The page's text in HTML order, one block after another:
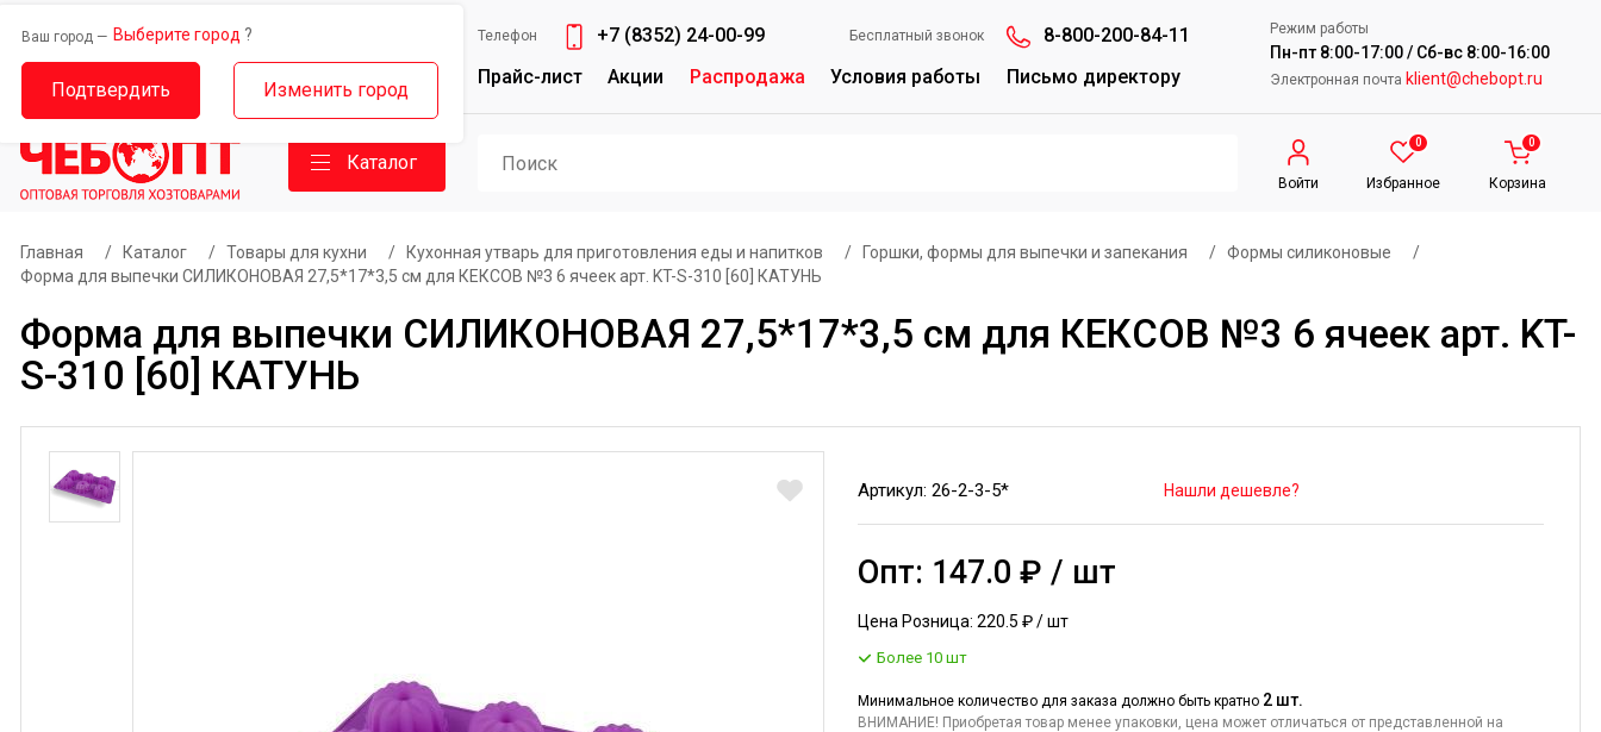
Ваш город — Выберите город ?
Подтвердить Изменить город
Ваш город — Выберите город Телефон +7 (8352) 24-00-99 Бесплатный звонок
8-800-200-84-11
Прайс-лист
Акции Распродажа Условия работы Письмо директору
Режим работы
Пн-пт 8:00-17:00 / Сб-вс 8:00-16:00
Электронная почта klient@chebopt.ru
Каталог
Войти
0
Избранное
0
Корзина
Главная / Каталог / Товары для кухни / Кухонная утварь для приготовления еды и напитков / Горшки, формы для выпечки и запекания / Формы силиконовые
/
Форма для выпечки СИЛИКОНОВАЯ 27,5*17*3,5 см для КЕКСОВ №3 6 ячеек арт. KT-S-310 [60] КАТУНЬ
Форма для выпечки СИЛИКОНОВАЯ 27,5*17*3,5 см для КЕКСОВ №3 6 ячеек арт. KT-
S-310 [60] КАТУНЬ
Артикул: 26-2-3-5* Нашли дешевле?
Опт: 147.0 ₽ / шт
Цена Розница: 220.5 ₽ / шт
Более 10 шт
Минимальное количество для заказа должно быть кратно 2 шт.
ВНИМАНИЕ! Приобретая товар менее упаковки, цена может отличаться от представленной на